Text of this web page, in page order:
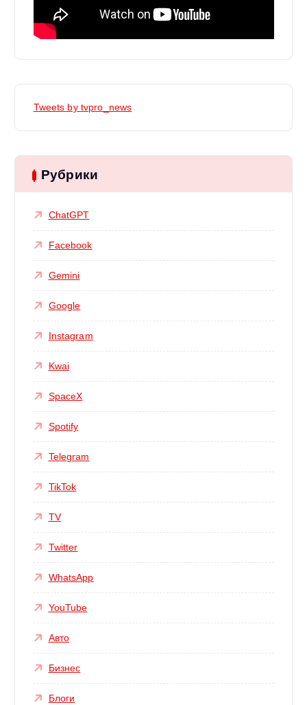
Tweets by tvpro_news
Рубрики
ChatGPT
Facebook
Gemini
Google
Instagram
Kwai
SpaceX
Spotify
Telegram
TikTok
TV
Twitter
WhatsApp
YouTube
Авто
Бизнес
Блоги